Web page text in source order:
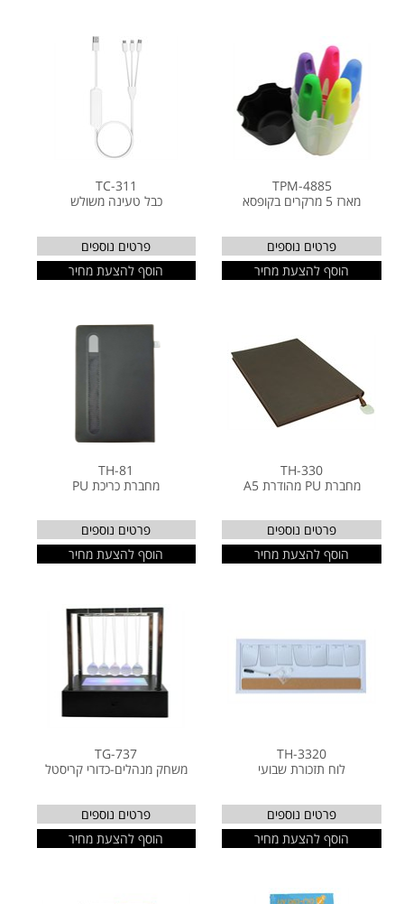
TPM-4885
מארז 5 מרקרים בקופסא
פרטים נוספים
הוסף להצעת מחיר
TC-311
כבל טעינה משולש
פרטים נוספים
הוסף להצעת מחיר
TH-330
מחברת PU מהודרת A5
פרטים נוספים
הוסף להצעת מחיר
TH-81
מחברת כריכת PU
פרטים נוספים
הוסף להצעת מחיר
TH-3320
לוח תזכורת שבועי
פרטים נוספים
הוסף להצעת מחיר
TG-737
משחק מנהלים-כדורי קריסטל
פרטים נוספים
הוסף להצעת מחיר